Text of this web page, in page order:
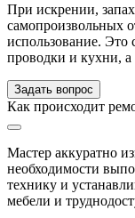
При искрении,
самопроизвольных
использование. Это
проводки и кухни,
Задать вопрос
Как происходит
Мастер аккуратно
необходимости
технику и
мебели и